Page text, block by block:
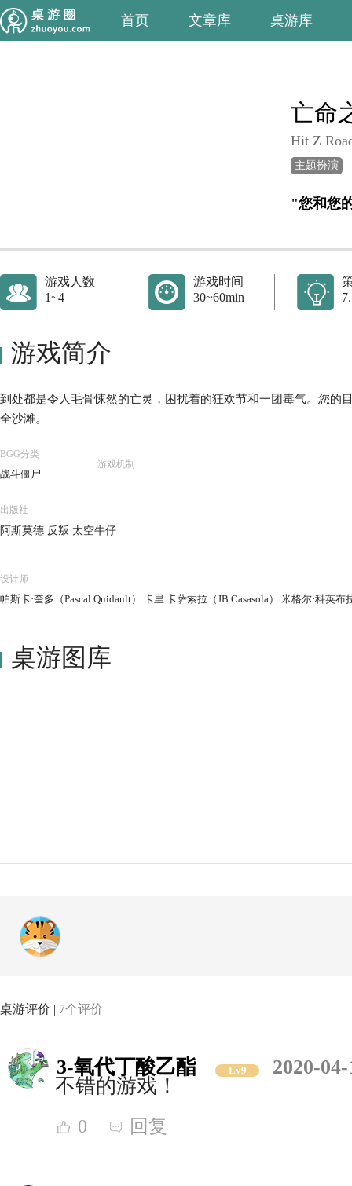
首页 文章库 桌游库
亡命
Hit Z
主题扮演
游戏人数
1~4
游戏时间
30~60min
游戏简介
到处都是令人毛骨悚然的亡灵，困扰着的狂欢节和一团毒气。您的
全沙滩。
BGG分类
战斗僵尸
游戏机制
出版社
阿斯莫德 反叛 太空牛仔
设计师
帕斯卡·奎多（Pascal Quidault） 卡里 卡萨索拉（JB Casasola） 米格尔·科英
桌游图库
桌游评价 | 7个评价
3-氧代丁酸乙酯 Lv9
2020-
不错的游戏！
0 回复